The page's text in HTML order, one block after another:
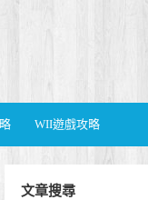
WII遊戲攻略
文章搜尋